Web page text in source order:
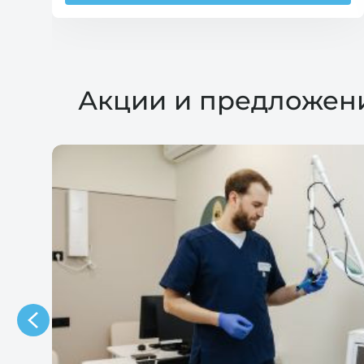
Акции и